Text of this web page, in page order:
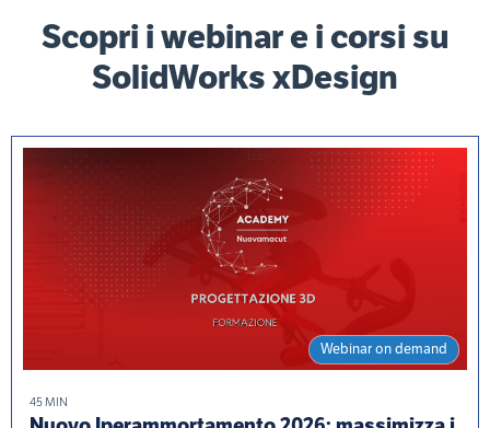
Scopri i webinar e i corsi su
SolidWorks xDesign
Webinar on demand
45 MIN